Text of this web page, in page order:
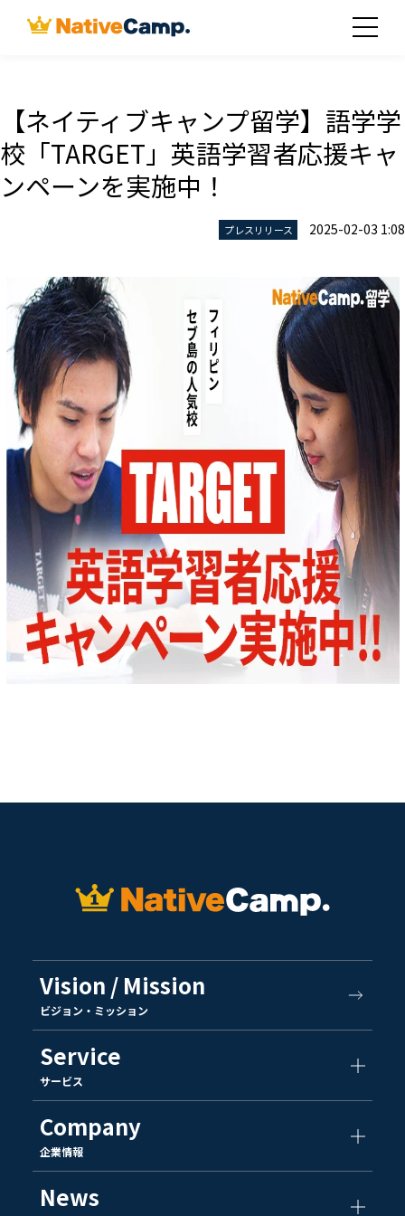
【ネイティブキャンプ留学】語学学
校「TARGET」英語学習者応援キャ
ンペーンを実施中！
プレスリリース 2025-02-03 1:08
Vision / Mission
ビジョン・ミッション
Service
サービス
Company
企業情報
News